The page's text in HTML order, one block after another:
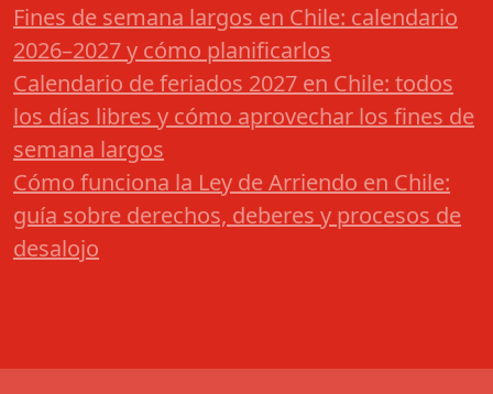
Fines de semana largos en Chile: calendario
2026–2027 y cómo planificarlos
Calendario de feriados 2027 en Chile: todos
los días libres y cómo aprovechar los fines de
semana largos
Cómo funciona la Ley de Arriendo en Chile:
guía sobre derechos, deberes y procesos de
desalojo